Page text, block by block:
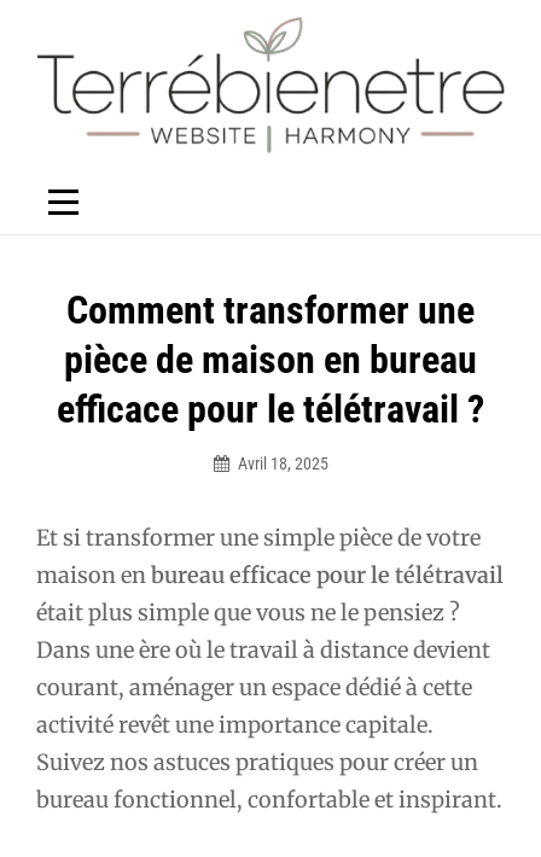
contenu
Comment transformer une
pièce de maison en bureau
efficace pour le télétravail ?
Avril 18, 2025
Et si transformer une simple pièce de votre
maison enbureau efficace pour le télétravail
était plus simple que vous ne le pensiez ?
Dans une ère où le travail à distance devient
courant, aménager un espace dédié à cette
activité revêt une importance capitale.
Suivez nos astuces pratiques pour créer un
bureau fonctionnel, confortable et inspirant.
Navigation
de
l’article